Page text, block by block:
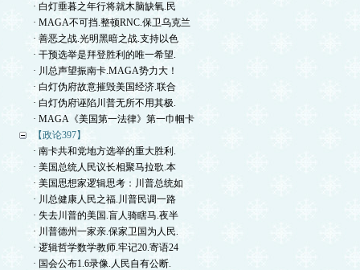
· 白灯垂暮之年行将就木脑缺氧.民
· MAGA不可挡.整顿RNC.保卫乌克兰
· 善恶之战.光明黑暗之战.支持以色
· 干预选举是拜登胜利的唯一希望.
· 川总声望振南卡.MAGA势力大！
· 白灯伪府故意摧毁美国经济.联合
· 白灯伪府诬陷川普无所不用其极.
· MAGA《美国第一法律》第一巾帼卡
【政论397】
· 南卡共和党地方选举的重大胜利.
· 美国总统人民议长相聚马拉歌.本
· 美国思想家逻辑思考：川普总统如
· 川总健康人民之福.川普民调一路
· 失去川普的美国.盲人骑瞎马.夜半
· 川普德州一家亲.保家卫国为人民.
· 逻辑哲学数学教师.牢记20.寄语24
· 国会公布1.6录像.人民自有公断.